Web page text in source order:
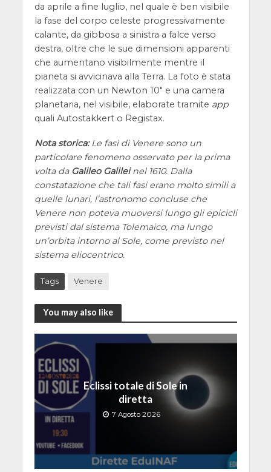
da aprile a fine luglio, nel quale è ben visibile
la fase del corpo celeste progressivamente
calante, da gibbosa a sinistra a falce verso
destra, oltre che le sue dimensioni apparenti
che aumentano visibilmente mentre il
pianeta si avvicinava alla Terra. La foto è stata
realizzata con un Newton 10″ e una camera
planetaria, nel visibile, elaborate tramite app
quali Autostakkert o Registax.
Nota storica:Le fasi di Venere sono un
particolare fenomeno osservato per la prima
volta da Galileo Galileinel 1610. Dalla
constatazione che tali fasi erano molto simili a
quelle lunari, l’astronomo concluse che
Venere non poteva muoversi lungo gli epicicli
previsti dal sistema Tolemaico, ma lungo
un’orbita intorno al Sole, come previsto nel
sistema eliocentrico.
Tags Venere
You may also like
Eclissi totale di Sole in
diretta
7 Agosto 2026